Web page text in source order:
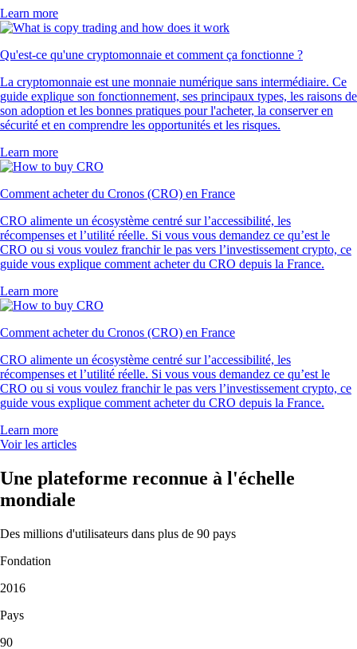
Learn more
Qu'est-ce qu'une cryptomonnaie et comment ça fonctionne ?
La cryptomonnaie est une monnaie numérique sans intermédiaire. Ce
guide explique son fonctionnement, ses principaux types, les raisons de
son adoption et les bonnes pratiques pour l'acheter, la conserver en
sécurité et en comprendre les opportunités et les risques.
Learn more
Comment acheter du Cronos (CRO) en France
CRO alimente un écosystème centré sur l’accessibilité, les
récompenses et l’utilité réelle. Si vous vous demandez ce qu’est le
CRO ou si vous voulez franchir le pas vers l’investissement crypto, ce
guide vous explique comment acheter du CRO depuis la France.
Learn more
Comment acheter du Cronos (CRO) en France
CRO alimente un écosystème centré sur l’accessibilité, les
récompenses et l’utilité réelle. Si vous vous demandez ce qu’est le
CRO ou si vous voulez franchir le pas vers l’investissement crypto, ce
guide vous explique comment acheter du CRO depuis la France.
Learn more
Voir les articles
Une plateforme reconnue à l'échelle
mondiale
Des millions d'utilisateurs dans plus de 90 pays
Fondation
2016
Pays
90